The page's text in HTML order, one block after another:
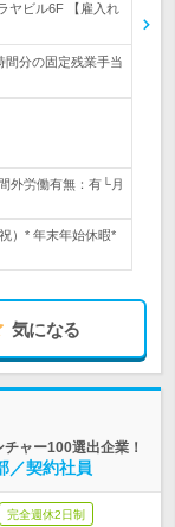
ヤビル6F 【雇入れ
間分の固定残業手当
外労働有無：有└月
）* 年末年始休暇*
気になる
ャー100選出企業！
／契約社員
完全週休2日制